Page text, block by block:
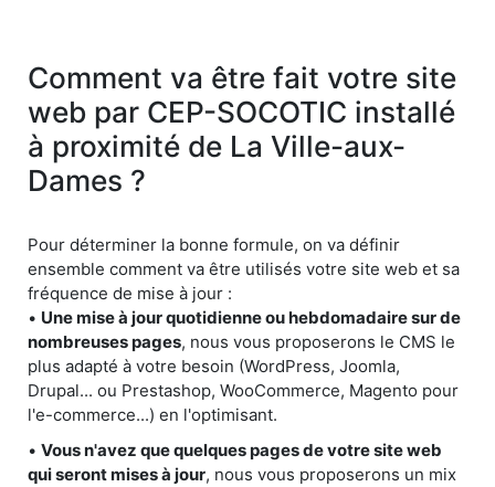
Comment va être fait votre site
web par CEP-SOCOTIC installé
à proximité de La Ville-aux-
Dames ?
Pour déterminer la bonne formule, on va définir
ensemble comment va être utilisés votre site web et sa
fréquence de mise à jour :
• Une mise à jour quotidienne ou hebdomadaire sur de
nombreuses pages, nous vous proposerons le CMS le
plus adapté à votre besoin (WordPress, Joomla,
Drupal... ou Prestashop, WooCommerce, Magento pour
l'e-commerce...) en l'optimisant.
• Vous n'avez que quelques pages de votre site web
qui seront mises à jour, nous vous proposerons un mix